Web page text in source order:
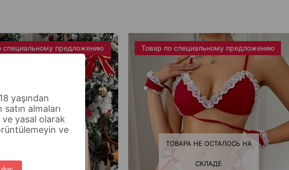
специальному предложению
ТОВАРА НЕ ОСТАЛОСЬ НА
СКЛАДЕ
Товар по специальному предложению
yaşından
almaları
ve yasal olarak
ve